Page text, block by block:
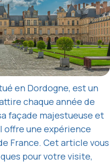
en Dordogne, est un
chaque année de
façade majestueuse et
offre une expérience
France. Cet article vous
pour votre visite,